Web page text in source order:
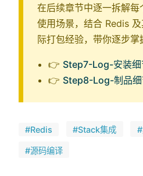
在后续章节中逐一拆解
使用场景，结合 Redis
际打包经验，带你逐步掌
👉 Step7-Log-安装细
👉 Step8-Log-制品
#Redis #Stack集成
#源码编译